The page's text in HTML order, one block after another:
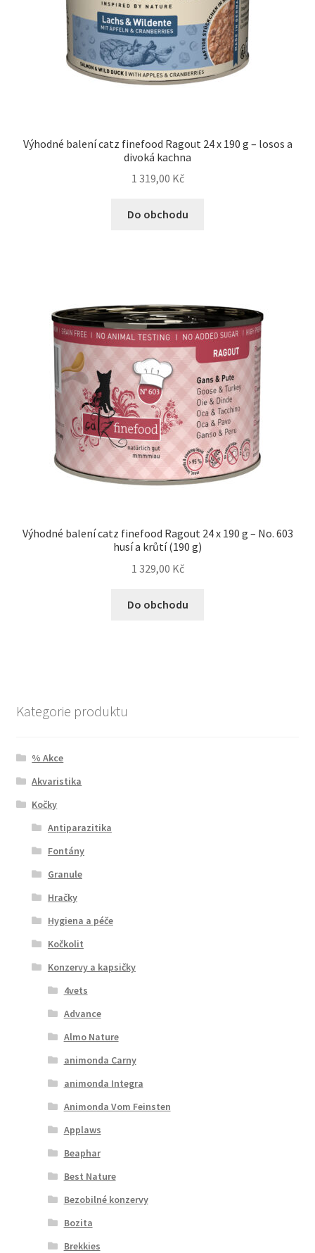
Výhodné balení catz finefood Ragout 24 x 190 g – losos a
divoká kachna
1 319,00 Kč
Do obchodu
Výhodné balení catz finefood Ragout 24 x 190 g – No. 603
husí a krůtí (190 g)
1 329,00 Kč
Do obchodu
Kategorie produktu
% Akce
Akvaristika
Kočky
Antiparazitika
Fontány
Granule
Hračky
Hygiena a péče
Kočkolit
Konzervy a kapsičky
4vets
Advance
Almo Nature
animonda Carny
animonda Integra
Animonda Vom Feinsten
Applaws
Beaphar
Best Nature
Bezobilné konzervy
Bozita
Brekkies